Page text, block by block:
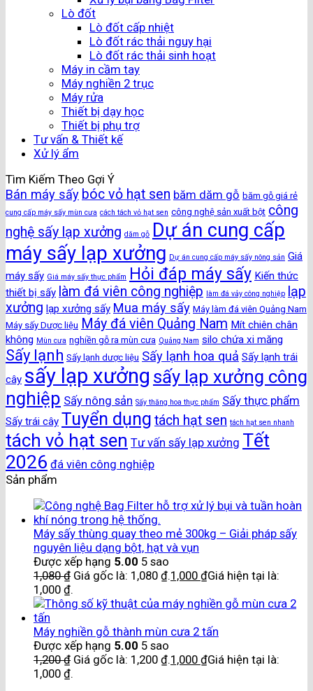
Lò đốt
Lò đốt cấp nhiệt
Lò đốt rác thải nguy hại
Lò đốt rác thải sinh hoạt
Máy in cầm tay
Máy nghiền 2 trục
Máy rửa
Thiết bị dạy học
Thiết bị phụ trợ
Tư vấn & Thiết kế
Xử lý ẩm
Tìm Kiếm Theo Gợi Ý
Bán máy sấy bóc vỏ hạt sen băm dăm gỗ băm gỗ giá rẻ
cung cấp máy sấy mùn cưa cách tách vỏ hạt sen công nghệ sản xuất bột công
nghệ sấy lạp xưởng dăm gỗ Dự án cung cấp
máy sấy lạp xưởng Dự án cung cấp máy sấy nông sản Giá
máy sấy Giá máy sấy thực phẩm Hỏi đáp máy sấy Kiến thức
thiết bị sấy làm đá viên công nghiệp làm đá vảy công nghiệp
lạp
xưởng lạp xưởng sấy Mua máy sấy Máy làm đá viên Quảng Nam
Máy sấy Dược liệu Máy đá viên Quảng Nam Mít chiên chân
không Mùn cưa nghiền gỗ ra mùn cưa Quảng Nam silo chứa xi măng
Sấy lạnh Sấy lạnh dược liệu Sấy lạnh hoa quả Sấy lạnh trái
cây sấy lạp xưởng sấy lạp xưởng công
nghiệp Sấy nông sản Sấy thăng hoa thực phẩm Sấy thực phẩm
Sấy trái cây Tuyển dụng tách hạt sen tách hạt sen nhanh
tách vỏ hạt sen Tư vấn sấy lạp xưởng Tết
2026 đá viên công nghiệp
Sản phẩm
Máy sấy thùng quay theo mẻ 300kg – Giải pháp sấy
nguyên liệu dạng bột, hạt và vụn
Được xếp hạng 5.00 5 sao
1,080₫ Giá gốc là: 1,080 ₫.1,000 ₫Giá hiện tại là:
1,000 ₫.
Máy nghiền gỗ thành mùn cưa 2 tấn
Được xếp hạng 5.00 5 sao
1,200₫ Giá gốc là: 1,200 ₫.1,000 ₫Giá hiện tại là:
1,000 ₫.